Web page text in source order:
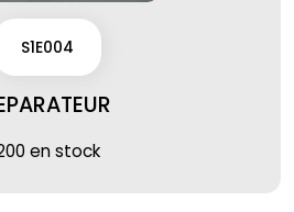
S1E004
en stock